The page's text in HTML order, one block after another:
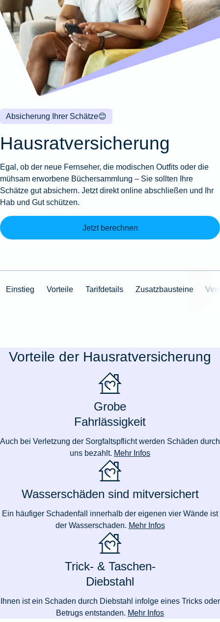
Wohnungsschutzbrief
Zur
Produktübersicht
Gewässerschadenhaftpflicht
Zur
Produktübersicht
Zur
Produktübersicht
Reisehaftpflichtversicherung
Reiserücktrittsversicherung
Zur
Produktübersicht
Zur
Produktübersicht
Zur
Produktübersicht
Zur
Produktübersicht
Montageversicherung
Zur
Produktübersicht
Gruppenunfall für
Betriebe
Gruppenunfall für
Vereine
Produktübersicht
Kunstversicherung
Ausstellungsversicherung
Valorenversicherung
Oldtimersammlungsversicherung
Zur
😊
Absicherung Ihrer Schätze
Hausratversicherung
Egal, ob der neue Fernseher, die modischen Outfits oder die
mühsam erworbene Büchersammlung – Sie sollten Ihre
Schätze gut absichern. Jetzt direkt online abschließen und Ihr
Hab und Gut schützen.
Jetzt berechnen
Einstieg Vorteile Tarifdetails Zusatzbausteine
Vorteile der Hausratversicherung
Grobe
Fahrlässigkeit
Auch bei Verletzung der Sorgfaltspflicht werden Schäden durch
uns bezahlt. Mehr Infos
Wasserschäden sind mitversichert
Ein häufiger Schadenfall innerhalb der eigenen vier Wände ist
der Wasserschaden. Mehr Infos
Trick- & Taschen-
Diebstahl
Ihnen ist ein Schaden durch Diebstahl infolge eines Tricks oder
Betrugs entstanden. Mehr Infos